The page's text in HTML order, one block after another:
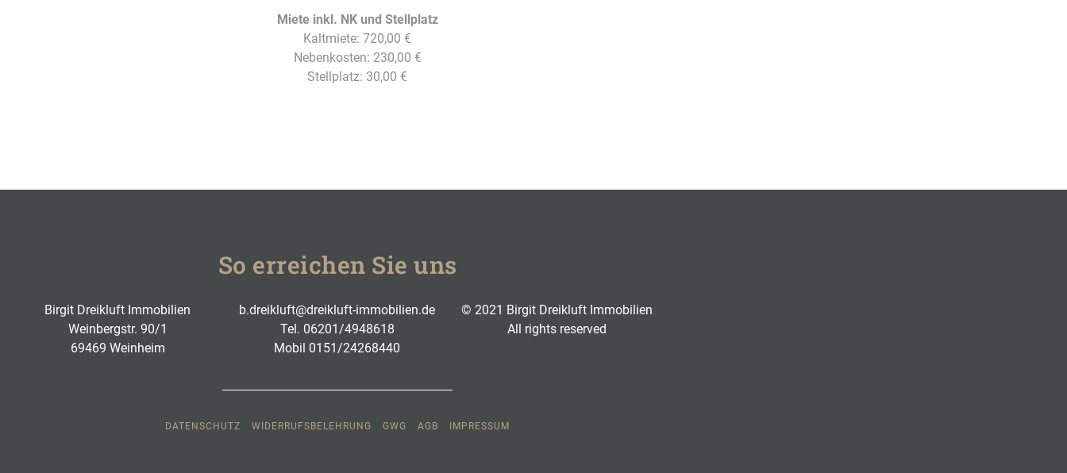
Miete inkl. NK und Stellplatz
Kaltmiete: 720,00 €
Nebenkosten: 230,00 €
Stellplatz: 30,00 €
So erreichen Sie uns
Birgit Dreikluft Immobilien
Weinbergstr. 90/1
69469 Weinheim
b.dreikluft@dreikluft-immobilien.de
Tel. 06201/4948618
Mobil 0151/24268440
© 2021 Birgit Dreikluft Immobilien
All rights reserved
DATENSCHUTZ WIDERRUFSBELEHRUNG GWG AGB IMPRESSUM